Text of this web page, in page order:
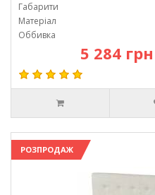
Габарити
Матеріал
Оббивка
5 284 грн
РОЗПРОДАЖ